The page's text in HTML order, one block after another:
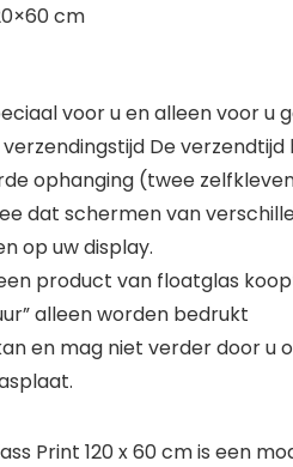
cm
voor u en alleen voor u
De verzendtijd
ophanging (twee
dat schermen van
op uw display.
product van floatglas
alleen worden bedrukt
en mag niet verder door
Print 120 x 60 cm is